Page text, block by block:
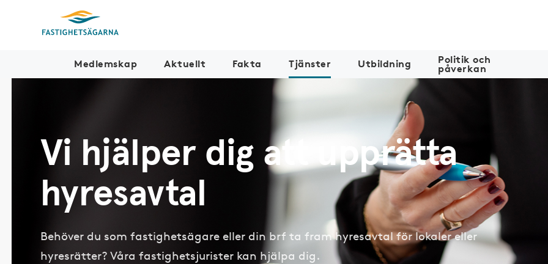
Medlemskap Aktuellt Fakta Tjänster Utbildning Politik och
påverkan
Vi hjälper dig att upprätta
hyresavtal
Behöver du som fastighetsägare eller din brf ta fram hyresavtal för lokaler eller
hyresrätter? Våra fastighetsjurister kan hjälpa dig.